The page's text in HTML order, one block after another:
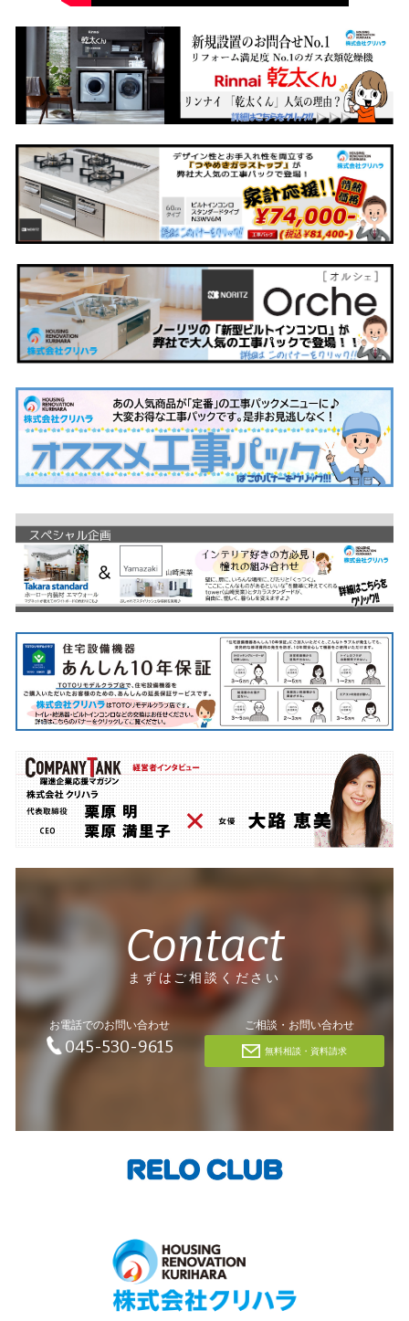
Contact
まずはご相談ください
お電話でのお問い合わせ
045-530-9615
ご相談・お問い合わせ
無料相談・資料請求